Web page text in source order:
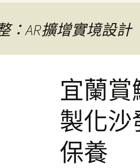
：AR擴增實境設計
宜蘭賞
製化沙
保養